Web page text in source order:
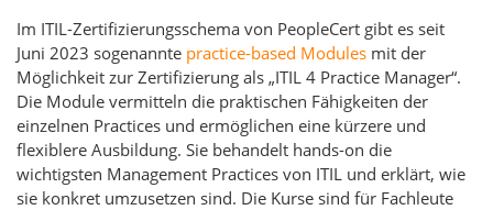
Im ITIL-Zertifizierungsschema von PeopleCert gibt es seit
Juni 2023 sogenannte practice-based Modules mit der
Möglichkeit zur Zertifizierung als „ITIL 4 Practice Manager“.
Die Module vermitteln die praktischen Fähigkeiten der
einzelnen Practices und ermöglichen eine kürzere und
flexiblere Ausbildung. Sie behandelt hands-on die
wichtigsten Management Practices von ITIL und erklärt, wie
sie konkret umzusetzen sind. Die Kurse sind für Fachleute